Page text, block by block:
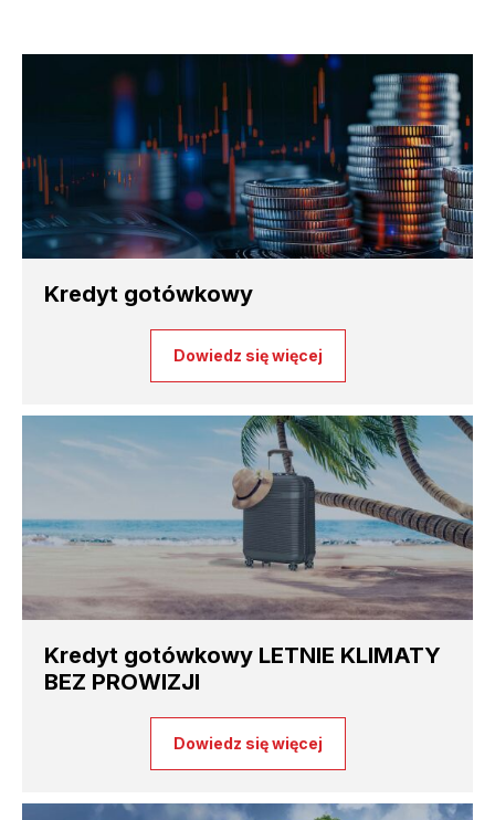
Kredyt gotówkowy
Dowiedz się więcej
Kredyt gotówkowy LETNIE KLIMATY
BEZ PROWIZJI
Dowiedz się więcej